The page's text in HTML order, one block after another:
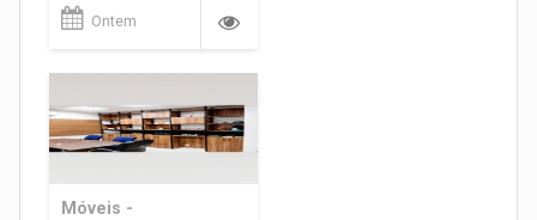
Ontem
Móveis -